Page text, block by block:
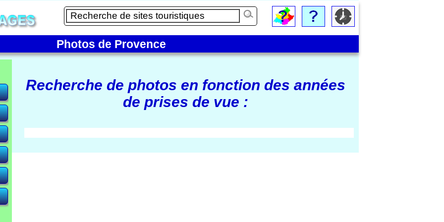
Photos de Provence
Recherche de photos en fonction des années
de prises de vue :